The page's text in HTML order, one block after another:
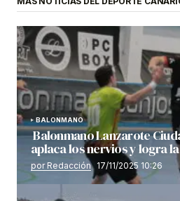
BALONMANO
Balonmano Lanzarote
aplaca los nervios y logra
por Redacción 17/11/2025 10:26